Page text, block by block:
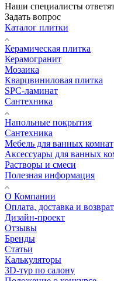
Наши специалисты
Задать вопрос
Каталог плитки
Керамическая плитка
Керамогранит
Мозаика
Кварцвиниловая плитка
SPC-ламинат
Сантехника
Напольные покрытия
Сантехника
Мебель для ванных комнат
Аксессуары для ванных
Растворы и смеси
Полезная информация
О Компании
Оплата, доставка и возврат
Дизайн-проект
Отзывы
Бренды
Статьи
Калькуляторы
3D-тур по салону